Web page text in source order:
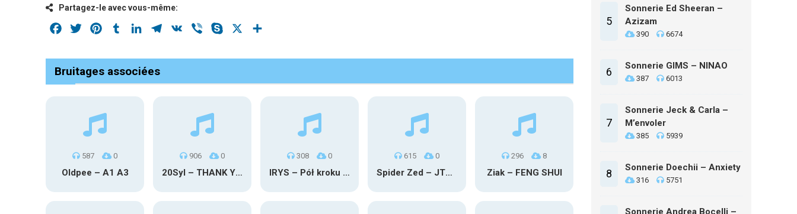
Partagez-le avec vous-même:
Facebook
Twitter PinterestTumblrLinkedInTelegram
VK Viber Skype
Bruitages associées
587 0
Oldpee – A1 A3
906 0
20Syl – THANK YOU
308 0
IRYS – Pół kroku stąd
615 0
Spider Zed – JTM OU TG
296 8
Ziak – FENG SHUI
5
Sonnerie Ed Sheeran –
Azizam
390 6674
6 Sonnerie GIMS – NINAO
387 6013
7
Sonnerie Jeck & Carla –
M’envoler
385 5939
8 Sonnerie Doechii – Anxiety
316 5751
Sonnerie Andrea Bocelli –